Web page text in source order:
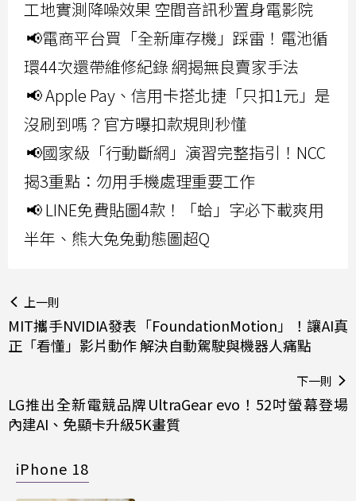
工地實測降噪效果 空間音訊秒置身電影院
📢電商平台買「全新庫存機」踩雷！電池循
環44次還帶維修紀錄 網揭無良賣家手法
📢 Apple Pay、信用卡搭北捷「只扣1元」是
沒刷到嗎？官方曝扣款規則秒懂
📢國家級「行動斷網」演習完整指引！NCC
揭3重點：勿用手機處理重要工作
📢 LINE免費貼圖4款！「蛤」字必下載爽用
半年、熊大兔兔動態圖超Q
上一則
MIT攜手NVIDIA發表「FoundationMotion」！讓AI真
正「看懂」影片動作 解決自動駕駛與機器人痛點
下一則
LG推出全新電競品牌UltraGear evo！52吋螢幕登場
內建AI、免顯卡升級5K畫質
iPhone 18